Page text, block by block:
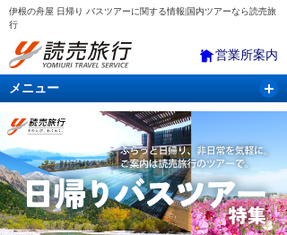
伊根の舟屋 日帰り バスツアーに関する情報|国内ツアーなら読売旅
行
営業所案内
メニュー
国内旅行 バスツアー 海外旅行 クルーズ
航空・ＪＲ＋宿泊 航空券＆ホテル